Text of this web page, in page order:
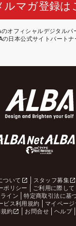
ルマガ登録は
オフィシャルデジタルパ
の日本公式サイトパートナ
ついて スタッフ募集
ポリシー
ご利用に際して
イン
特定商取引法に基
ビス利用規約
マイペー
約
お問合せ ヘルプ